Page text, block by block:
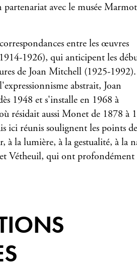
avec le musée
entre les œuvres
1926), qui anticipent les
de Joan Mitchell (1925-1992).
abstrait, Joan
1948 et s'installe en 1968 à
résidait aussi Monet de 1878 à
ici réunis soulignent les points de
à la lumière, à la gestualité, à la
Vétheuil, qui ont profondément